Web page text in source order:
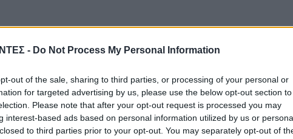
- Do Not Process My Personal Information
out of the sale, sharing to third parties, or processing of your personal or
for targeted advertising by us, please use the below opt-out section to
Please note that after your opt-out request is processed you may
interest-based ads based on personal information utilized by us or
to third parties prior to your opt-out. You may separately opt-out of